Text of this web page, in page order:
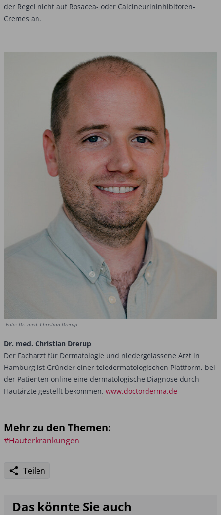
der Regel nicht auf Rosacea- oder Calcineurininhibitoren-
Cremes an.
Foto: Dr. med. Christian Drerup
Dr. med. Christian Drerup
Der Facharzt für Dermatologie und niedergelassene Arzt in
Hamburg ist Gründer einer teledermatologischen Plattform, bei
der Patienten online eine dermatologische Diagnose durch
Hautärzte gestellt bekommen. www.doctorderma.de
Mehr zu den Themen:
#Hauterkrankungen
Teilen
Das könnte Sie auch